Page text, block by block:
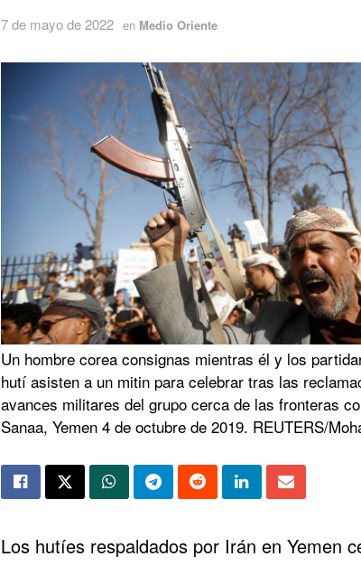
7 de mayo de 2022 en Medio Oriente
Un hombre corea consignas mientras él y los
hutí asisten a un mitin para celebrar tras las
avances militares del grupo cerca de las fronteras
Sanaa, Yemen 4 de octubre de 2019. REUTERS/
Los hutíes respaldados por Irán en Yemen